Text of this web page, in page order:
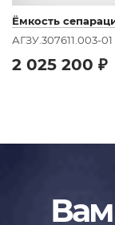
Ёмкость
АГЗУ.307611.003-01
2 025 200 ₽